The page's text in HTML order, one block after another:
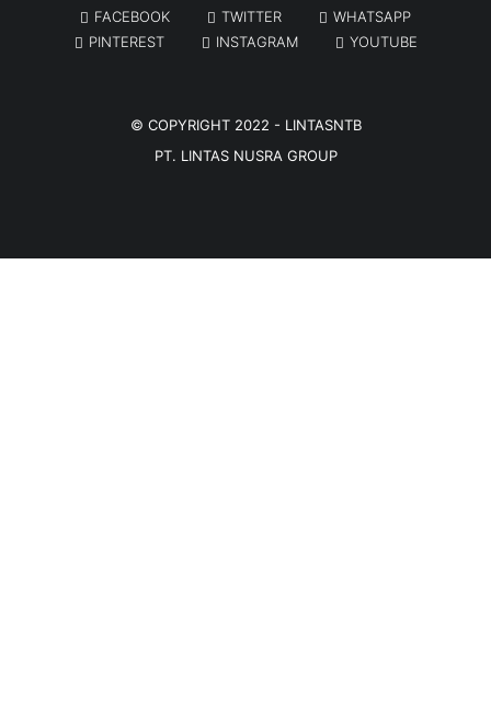
FACEBOOK TWITTER
WHATSAPP
PINTEREST
INSTAGRAM YOUTUBE
© COPYRIGHT 2022 - LINTASNTB
PT. LINTAS NUSRA GROUP